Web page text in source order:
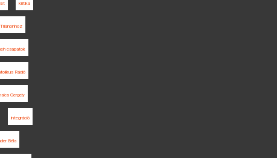
kritika
csapatok
Rádió
Gergely
integráció
Béla